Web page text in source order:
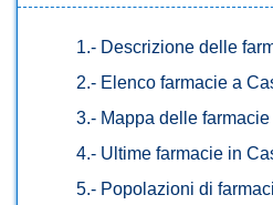
1.- Descrizione delle
2.- Elenco farmacie a
3.- Mappa delle
4.- Ultime farmacie in
5.- Popolazioni di